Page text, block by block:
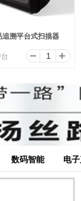
溯平台式扫描器
数码智能 电